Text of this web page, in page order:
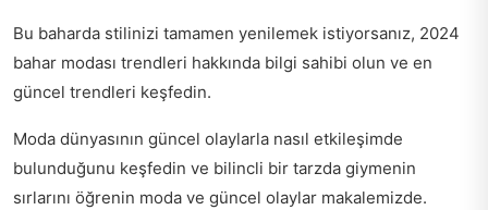
Bu baharda stilinizi tamamen yenilemek istiyorsanız, 2024
bahar modası trendleri hakkında bilgi sahibi olun ve en
güncel trendleri keşfedin.
Moda dünyasının güncel olaylarla nasıl etkileşimde
bulunduğunu keşfedin ve bilincli bir tarzda giymenin
sırlarını öğrenin moda ve güncel olaylar makalemizde.